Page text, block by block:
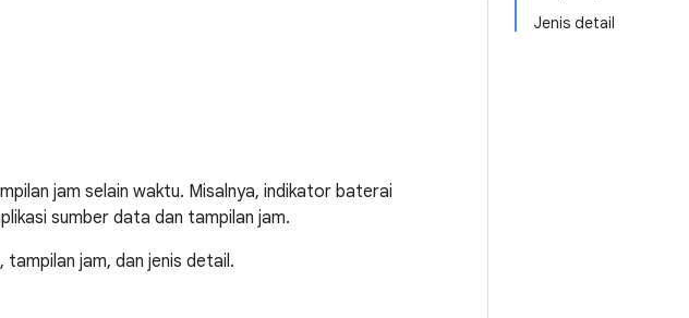
Jenis detail
jam selain waktu. Misalnya, indikator baterai
sumber data dan tampilan jam.
tampilan jam, dan jenis detail.